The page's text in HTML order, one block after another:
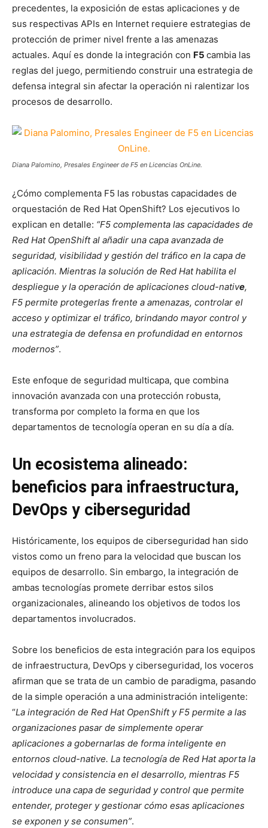
precedentes, la exposición de estas aplicaciones y de
sus respectivas APIs en Internet requiere estrategias de
protección de primer nivel frente a las amenazas
actuales. Aquí es donde la integración con F5 cambia las
reglas del juego, permitiendo construir una estrategia de
defensa integral sin afectar la operación ni ralentizar los
procesos de desarrollo.
Diana Palomino, Presales Engineer de F5 en Licencias OnLine.
¿Cómo complementa F5 las robustas capacidades de
orquestación de Red Hat OpenShift? Los ejecutivos lo
explican en detalle: “F5 complementa las capacidades de
Red Hat OpenShift al añadir una capa avanzada de
seguridad, visibilidad y gestión del tráfico en la capa de
aplicación. Mientras la solución de Red Hat habilita el
despliegue y la operación de aplicaciones cloud-native,
F5 permite protegerlas frente a amenazas, controlar el
acceso y optimizar el tráfico, brindando mayor control y
una estrategia de defensa en profundidad en entornos
modernos”.
Este enfoque de seguridad multicapa, que combina
innovación avanzada con una protección robusta,
transforma por completo la forma en que los
departamentos de tecnología operan en su día a día.
Un ecosistema alineado:
beneficios para infraestructura,
DevOps y ciberseguridad
Históricamente, los equipos de ciberseguridad han sido
vistos como un freno para la velocidad que buscan los
equipos de desarrollo. Sin embargo, la integración de
ambas tecnologías promete derribar estos silos
organizacionales, alineando los objetivos de todos los
departamentos involucrados.
Sobre los beneficios de esta integración para los equipos
de infraestructura, DevOps y ciberseguridad, los voceros
afirman que se trata de un cambio de paradigma, pasando
de la simple operación a una administración inteligente:
“La integración de Red Hat OpenShift y F5 permite a las
organizaciones pasar de simplemente operar
aplicaciones a gobernarlas de forma inteligente en
entornos cloud-native. La tecnología de Red Hat aporta la
velocidad y consistencia en el desarrollo, mientras F5
introduce una capa de seguridad y control que permite
entender, proteger y gestionar cómo esas aplicaciones
se exponen y se consumen”.